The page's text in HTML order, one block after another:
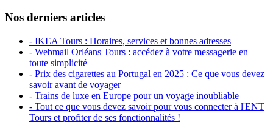
Nos derniers articles
- IKEA Tours : Horaires, services et bonnes adresses
- Webmail Orléans Tours : accédez à votre messagerie en
toute simplicité
- Prix des cigarettes au Portugal en 2025 : Ce que vous devez
savoir avant de voyager
- Trains de luxe en Europe pour un voyage inoubliable
- Tout ce que vous devez savoir pour vous connecter à l'ENT
Tours et profiter de ses fonctionnalités !